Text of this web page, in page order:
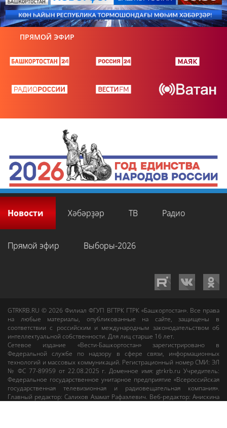
ПРЯМОЙ ЭФИР
Новости Хәбәрҙәр ТВ Радио
Прямой эфир Выборы-2026
GTRKRB.RU © 2026Филиал ФГУП ВГТРК ГТРК «Башкортостан». Все права
на любые материалы, опубликованные на сайте, защищены в
соответствии с российским и международным законодательством об
интеллектуальной собственности. Для лиц старше 16 лет.
Сетевое издание «Вести-Башкортостан»зарегистрировано в
Федеральной службе по надзору в сфере связи, информационных
технологий и массовых коммуникаций. Регистрационный номер СМИ: ЭЛ
№ ФС 77-89959 от 22.08.2025 г. Доменное имя:gtrkrb.ru Учредитель:
Федеральное государственное унитарное предприятие «Всероссийская
государственная телевизионная и радиовещательная компания».
Главный редактор:Салихов Азамат Рафаэлевич. Веб-редактор:Анискина